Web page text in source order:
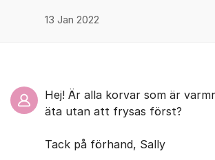
13 Jan 2022
Hej! Är alla korvar som är
äta utan att frysas först?
Tack på förhand, Sally